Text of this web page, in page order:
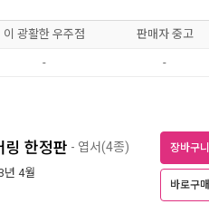
이 광활한 우주점 판매자 중고
- -
링 한정판 - 엽서(4종)
년 4월
장바구니
바로구매